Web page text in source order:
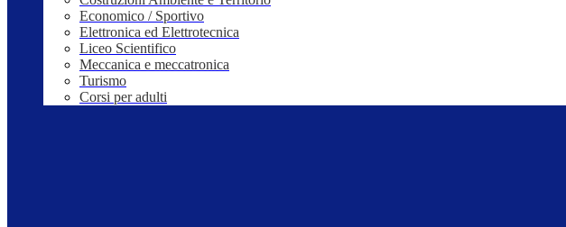
Economico / Sportivo
Elettronica ed Elettrotecnica
Liceo Scientifico
Meccanica e meccatronica
Turismo
Corsi per adulti